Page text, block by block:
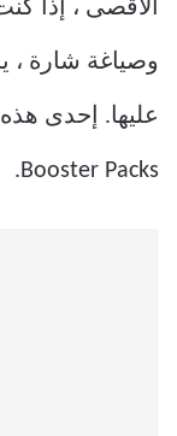
الأقصى ، إذا
وصياغة شارة
عليها. إحدى
Booster Packs.